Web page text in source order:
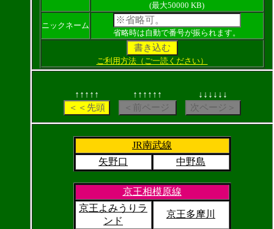
(最大50000 KB)
ニックネーム
省略時は自動で番号が振られます。
ご利用方法（ご一読ください）
↑↑↑↑↑ ↑↑↑↑↑↑ ↓↓↓↓↓↓
JR南武線
矢野口
中野島
京王相模原線
京王よみうりラ
ンド
京王多摩川